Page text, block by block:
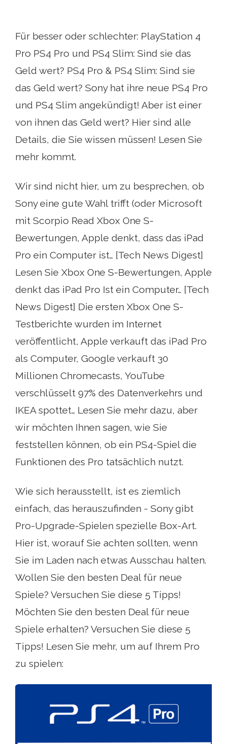
Für besser oder schlechter: PlayStation 4
Pro PS4 Pro und PS4 Slim: Sind sie das
Geld wert? PS4 Pro & PS4 Slim: Sind sie
das Geld wert? Sony hat ihre neue PS4 Pro
und PS4 Slim angekündigt! Aber ist einer
von ihnen das Geld wert? Hier sind alle
Details, die Sie wissen müssen! Lesen Sie
mehr kommt.
Wir sind nicht hier, um zu besprechen, ob
Sony eine gute Wahl trifft (oder Microsoft
mit Scorpio Read Xbox One S-
Bewertungen, Apple denkt, dass das iPad
Pro ein Computer ist… [Tech News Digest]
Lesen Sie Xbox One S-Bewertungen, Apple
denkt das iPad Pro Ist ein Computer… [Tech
News Digest] Die ersten Xbox One S-
Testberichte wurden im Internet
veröffentlicht, Apple verkauft das iPad Pro
als Computer, Google verkauft 30
Millionen Chromecasts, YouTube
verschlüsselt 97% des Datenverkehrs und
IKEA spottet… Lesen Sie mehr dazu, aber
wir möchten Ihnen sagen, wie Sie
feststellen können, ob ein PS4-Spiel die
Funktionen des Pro tatsächlich nutzt.
Wie sich herausstellt, ist es ziemlich
einfach, das herauszufinden - Sony gibt
Pro-Upgrade-Spielen spezielle Box-Art.
Hier ist, worauf Sie achten sollten, wenn
Sie im Laden nach etwas Ausschau halten.
Wollen Sie den besten Deal für neue
Spiele? Versuchen Sie diese 5 Tipps!
Möchten Sie den besten Deal für neue
Spiele erhalten? Versuchen Sie diese 5
Tipps! Lesen Sie mehr, um auf Ihrem Pro
zu spielen: